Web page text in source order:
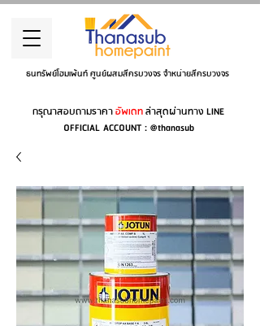
ธนทรัพย์โฮมเพ้นท์ ศูนย์ผสมสีครบวงจร จำหน่ายสีครบวงจร
กรุณาสอบถามราคาอัพเดทล่าสุดผ่านทาง LINE
OFFICIAL ACCOUNT : @thanasub